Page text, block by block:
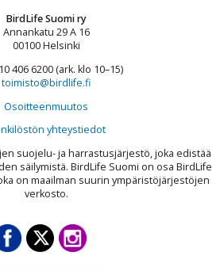
BirdLife Suomi ry
Annankatu 29 A 16
00100 Helsinki
406 6200 (ark. klo 10–15)
toimisto@birdlife.fi
Osoitteenmuutos
yhteystiedot
suojelu- ja harrastusjärjestö, joka edistää
säilymistä. BirdLife Suomi on osa BirdLife
on maailman suurin ympäristöjärjestöjen
verkosto.